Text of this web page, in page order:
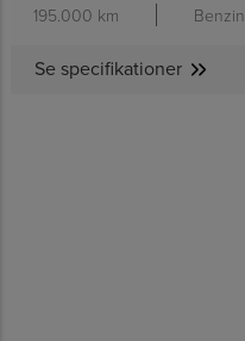
195.000 km Benzin
Se specifikationer